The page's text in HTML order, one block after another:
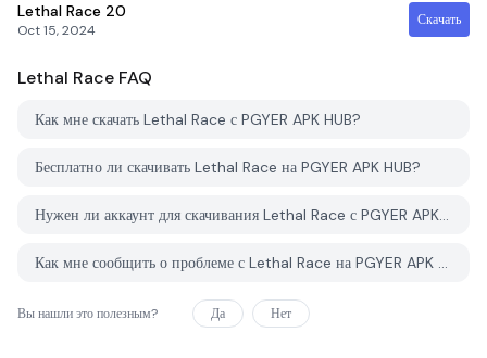
Lethal Race 20
Oct 15, 2024
Скачать
Lethal Race FAQ
Как мне скачать Lethal Race с PGYER APK HUB?
Бесплатно ли скачивать Lethal Race на PGYER APK HUB?
Нужен ли аккаунт для скачивания Lethal Race с PGYER APK HUB?
Как мне сообщить о проблеме с Lethal Race на PGYER APK HUB?
Вы нашли это полезным? Да Нет